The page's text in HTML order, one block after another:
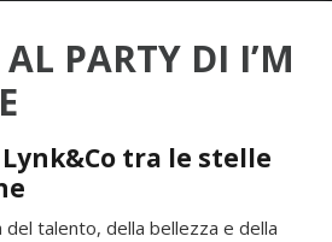
PARTY DI I’M
tra le stelle
del talento, della bellezza e della